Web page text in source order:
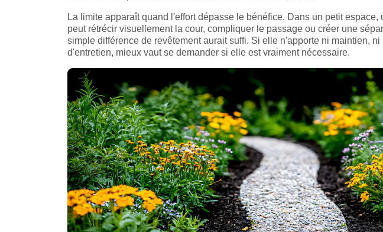
La limite apparaît quand l'effort dépasse le bénéfice. Dans un petit espace,
peut rétrécir visuellement la cour, compliquer le passage ou créer une
simple différence de revêtement aurait suffi. Si elle n'apporte ni maintien,
d'entretien, mieux vaut se demander si elle est vraiment nécessaire.